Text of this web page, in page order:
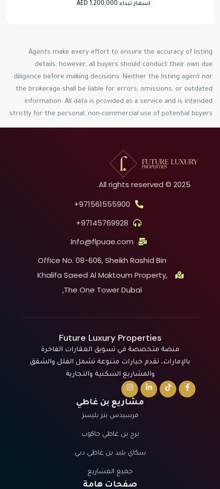
اسعار تبداء AED 1,200,000
Agents make every effort to ensure the accuracy of listing
details; however, all buyers should conduct their own due
diligence before making decisions. Neither the listing agent nor
the brokerage shall be liable for errors, omissions, or outdated
information. All data is provided as a service and is intended
strictly for the personal, non-commercial use of potential buyers.
2025 © All rights reserved.
971561555900+
97145769928+
Info@flpuae.com
Office No. 08-606, Sheikh Rashid Bin
Khalifa Saeed Al Maktoum Property,
The One Tower Dubai,
Future Luxury Properties
منصة متخصصة في تسويق العقارات الفاخرة
بالإمارات، تقدم خيارات متنوعة تشمل الفلل والشقق
والمشاريع السكنية والتجارية
مشاريع بن غاطي
مرسيدس بنز بليسز
برج بن غاطي جاكوب
سكاي بليد بن غاطي دبي
جميع المشاريع
صفحات هامة